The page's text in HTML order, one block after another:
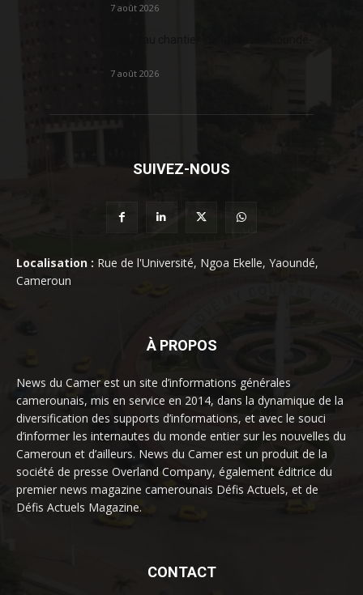
7 août 2026
7 août 2026
SUIVEZ-NOUS
Localisation : Rue de l'Université, Ngoa Ekelle, Yaoundé,
Cameroun
À PROPOS
News du Camer est un site d’informations générales
camerounais, mis en service en 2014, dans la dynamique de la
diversification des supports d’informations, et avec le souci
d’informer les internautes du monde entier sur les nouvelles du
Cameroun et d’ailleurs. News du Camer est un produit de la
société de presse Overland Company, également éditrice du
premier news magazine camerounais Défis Actuels, et de
Défis Actuels Magazine.
CONTACT